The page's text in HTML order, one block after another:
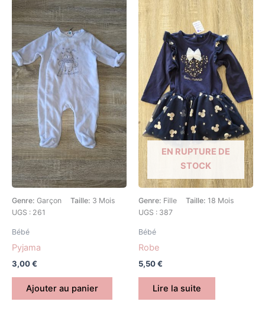
Genre: Garçon Taille: 3 Mois
UGS : 261
Bébé
Pyjama
3,00€
Ajouter au panier
EN RUPTURE DE
STOCK
Genre: Fille Taille: 18 Mois
UGS : 387
Bébé
Robe
5,50€
Lire la suite